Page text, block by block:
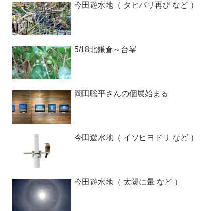
今田遊水地（ タヒバリ再び など ）
5/18北鎌倉～台峯
岡田聡平さんの個展始まる
今田遊水地（ イソヒヨドリ など ）
今田遊水地（ 太陽に暈 など ）